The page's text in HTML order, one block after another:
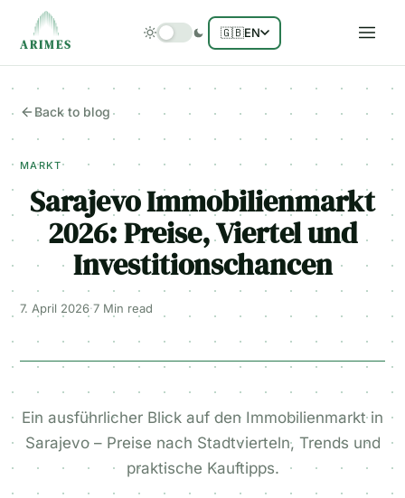
ARIMES
🇬🇧EN
Back to blog
MARKT
Sarajevo Immobilienmarkt
2026: Preise, Viertel und
Investitionschancen
7. April 2026·7 Min read
Ein ausführlicher Blick auf den Immobilienmarkt in
Sarajevo – Preise nach Stadtvierteln, Trends und
praktische Kauftipps.